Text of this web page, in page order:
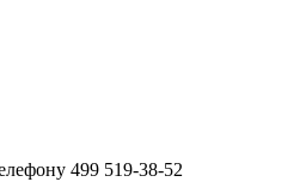
499 519-38-52